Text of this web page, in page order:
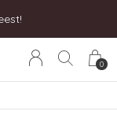
0